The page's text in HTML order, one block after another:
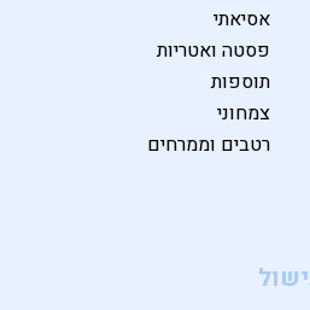
אסיאתי
פסטה ואטריות
תוספות
צמחוני
רטבים וממרחים